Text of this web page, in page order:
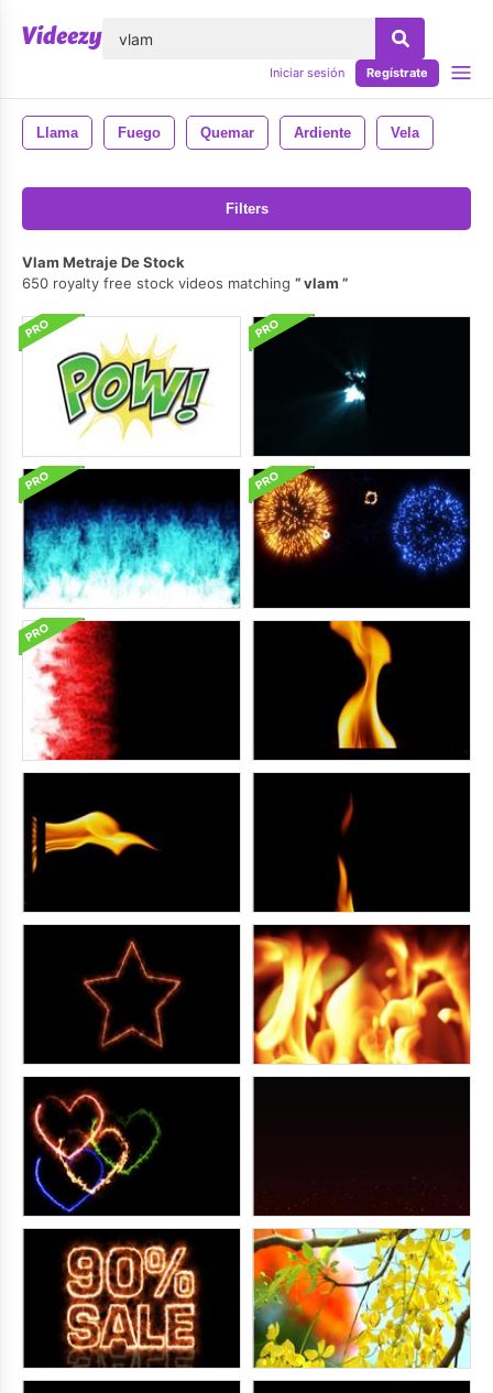
Iniciar sesión Regístrate
Llama Fuego Quemar Ardiente Vela
Filters
Vlam Metraje De Stock
650 royalty free stock videos matching
vlam